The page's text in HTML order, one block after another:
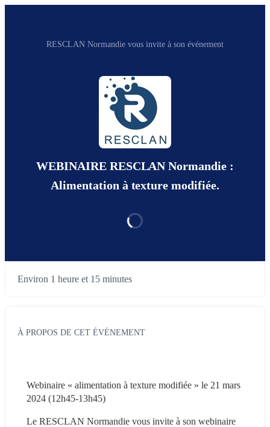
RESCLAN Normandie vous invite à son événement
WEBINAIRE RESCLAN Normandie :
Alimentation à texture modifiée.
Environ 1 heure et 15 minutes
À PROPOS DE CET ÉVÉNEMENT
Webinaire « alimentation à texture modifiée » le 21 mars
2024 (12h45-13h45)
Le RESCLAN Normandie vous invite à son webinaire